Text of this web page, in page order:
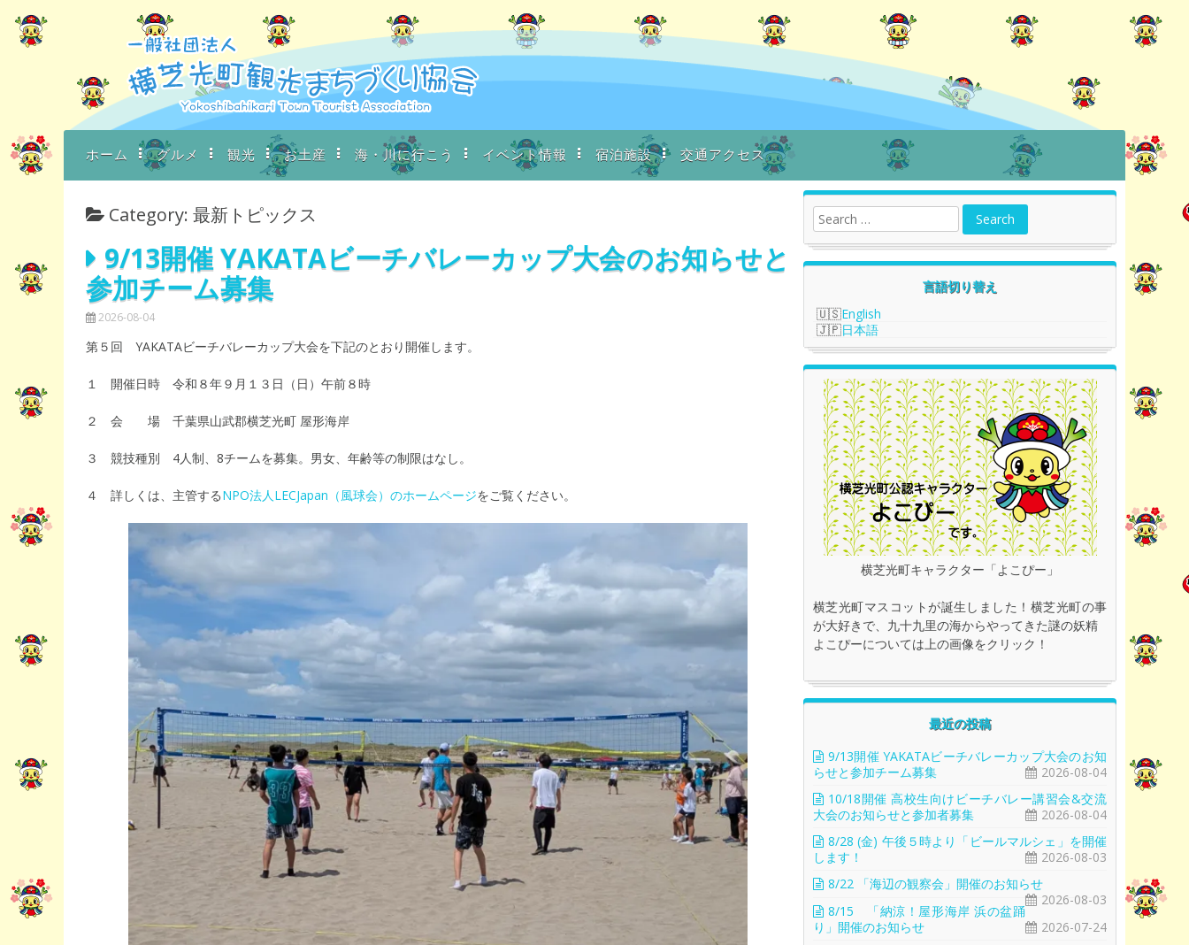
ホーム グルメ 観光 お土産 海・川に行こう イベント情報 宿泊施設 交通アクセス
Category: 最新トピックス
9/13開催 YAKATAビーチバレーカップ大会のお知らせと
参加チーム募集
2026-08-04
第５回 YAKATAビーチバレーカップ大会を下記のとおり開催します。
１ 開催日時 令和８年９月１３日（日）午前８時
２ 会 場 千葉県山武郡横芝光町 屋形海岸
３ 競技種別 4人制、8チームを募集。男女、年齢等の制限はなし。
４ 詳しくは、主管するNPO法人LECJapan（風球会）のホームページをご覧ください。
言語切り替え
English
日本語
横芝光町キャラクター「よこぴー」
横芝光町マスコットが誕生しました！横芝光町の事
が大好きで、九十九里の海からやってきた謎の妖精
よこぴーについては上の画像をクリック！
最近の投稿
9/13開催 YAKATAビーチバレーカップ大会のお知
らせと参加チーム募集
2026-08-04
10/18開催 高校生向けビーチバレー講習会&交流
大会のお知らせと参加者募集
2026-08-04
8/28 (金) 午後５時より「ビールマルシェ」を開催
します！
2026-08-03
8/22 「海辺の観察会」開催のお知らせ
2026-08-03
8/15 「納涼！屋形海岸 浜の盆踊
り」開催のお知らせ
2026-07-24